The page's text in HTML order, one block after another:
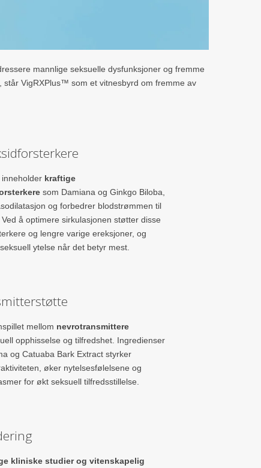
mannlige seksuelle dysfunksjoner og fremme
VigRXPlus™ som et vitnesbyrd om fremme av
kraftige
som Damiana og Ginkgo Biloba,
og forbedrer blodstrømmen til
å optimere sirkulasjonen støtter disse
og lengre varige ereksjoner, og
ytelse når det betyr mest.
mellom nevrotransmittere
opphisselse og tilfredshet. Ingredienser
og Catuaba Bark Extract styrker
øker nytelsesfølelsene og
for økt seksuell tilfredsstillelse.
kliniske studier og vitenskapelig